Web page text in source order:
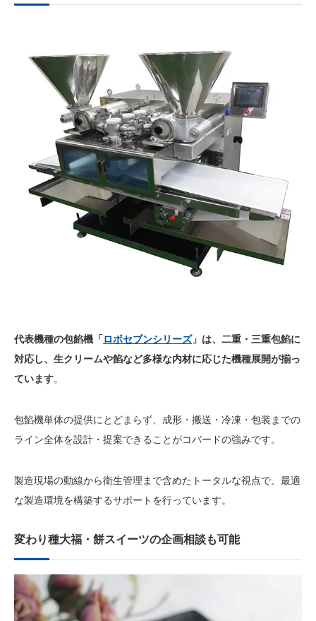
代表機種の包餡機「ロボセブンシリーズ」は、二重・三重包餡に
対応し、生クリームや餡など多様な内材に応じた機種展開が揃っ
ています。
包餡機単体の提供にとどまらず、成形・搬送・冷凍・包装までの
ライン全体を設計・提案できることがコバードの強みです。
製造現場の動線から衛生管理まで含めたトータルな視点で、最適
な製造環境を構築するサポートを行っています。
変わり種大福・餅スイーツの企画相談も可能